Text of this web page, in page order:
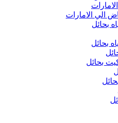
الي الامارات
بحائل
بحائل
بحائل